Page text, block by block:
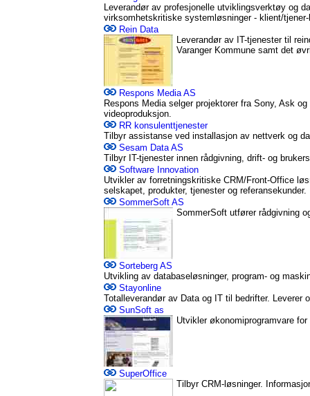
Leverandør av profesjonelle utviklingsverktøy og
virksomhetskritiske systemløsninger - klient/
Rein Data
Leverandør av IT-tjenester til
Varanger Kommune samt det
Respons Media AS
Respons Media selger projektorer fra Sony, Ask
videoproduksjon.
RR konsulenttjenester
Tilbyr assistanse ved installasjon av nettverk og
Sesam Data AS
Tilbyr IT-tjenester innen rådgivning, drift- og
Software Innovation
Utvikler av forretningskritiske CRM/Front-Office
selskapet, produkter, tjenester og referansekunder.
SommerSoft AS
SommerSoft utfører rådgivning
Sorteberg AS
Utvikling av databaseløsninger, program- og
Stayonline
Totalleverandør av Data og IT til bedrifter. Leverer
SunSoft as
Utvikler økonomiprogramvare
SuperOffice
Tilbyr CRM-løsninger.